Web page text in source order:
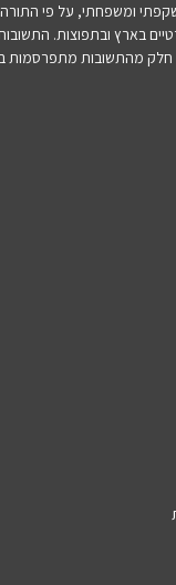
ומשפחתי, על פי התורה
בארץ ובתפוצות.
מהתשובות מתפרסמות